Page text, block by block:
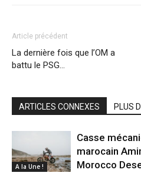
Article précédent
La dernière fois que l’OM a
battu le PSG…
ARTICLES CONNEXES PLUS
A la Une !
Casse
marocain
Morocco